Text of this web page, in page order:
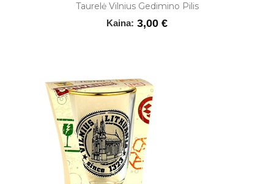
Taurelė Vilnius Gedimino Pilis
Kaina: 3,00 €